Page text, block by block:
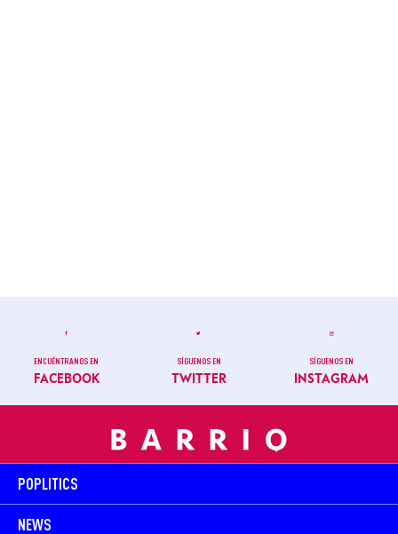
ENCUÉNTRANOS EN
FACEBOOK
SÍGUENOS EN
TWITTER
SÍGUENOS EN
INSTAGRAM
POPLITICS
NEWS